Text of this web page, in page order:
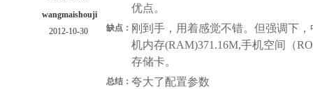
wangmaishouji
2012-10-30
优点。
缺点： 刚到手，用着感觉不错。但强调下
机内存(RAM)371.16M,手机空间（
存储卡。
总结： 夸大了配置参数